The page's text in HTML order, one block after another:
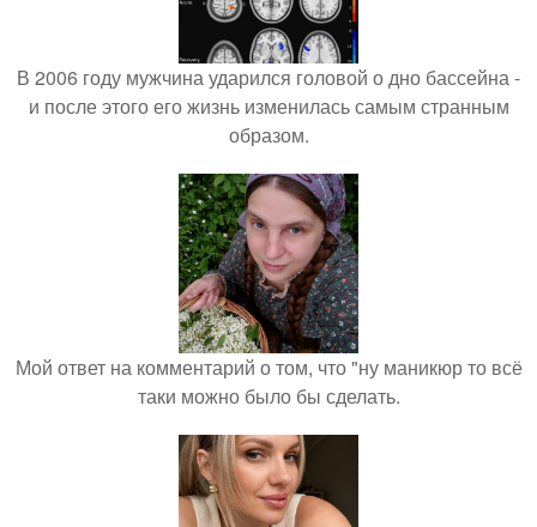
В 2006 году мужчина ударился головой о дно бассейна -
и после этого его жизнь изменилась самым странным
образом.
Мой ответ на комментарий о том, что "ну маникюр то всё
таки можно было бы сделать.